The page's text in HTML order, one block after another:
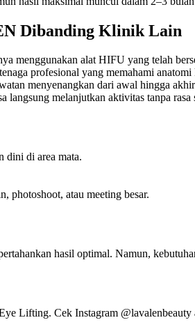
Dibanding Klinik Lain
menggunakan alat HIFU yang telah
profesional yang memahami
menyenangkan dari awal hingga
langsung melanjutkan aktivitas tanpa
dini di area mata.
photoshoot, atau meeting besar.
hasil optimal. Namun,
Lifting. Cek Instagram @lavalenbeauty